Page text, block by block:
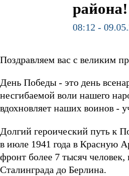
района!
08:12 -
Поздравляем вас с великим
День Победы - это день
несгибаемой воли нашего
вдохновляет наших воинов -
Долгий героический путь к
в июле 1941 года в Красную
фронт более 7 тысяч
Сталинграда до Берлина.